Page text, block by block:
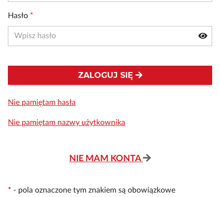
Hasło *
ZALOGUJ SIĘ
Nie pamiętam hasła
Nie pamiętam nazwy użytkownika
NIE MAM KONTA
* - pola oznaczone tym znakiem są obowiązkowe